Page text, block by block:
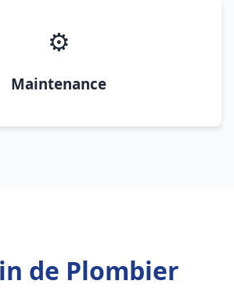
⚙️
Maintenance
de Plombier